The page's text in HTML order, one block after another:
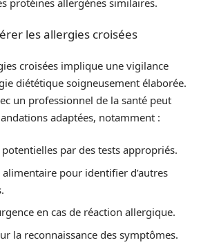
les allergies croisées
croisées implique une vigilance
diététique soigneusement élaborée.
un professionnel de la santé peut
adaptées, notamment :
par des tests appropriés.
pour identifier d’autres
en cas de réaction allergique.
la reconnaissance des symptômes.